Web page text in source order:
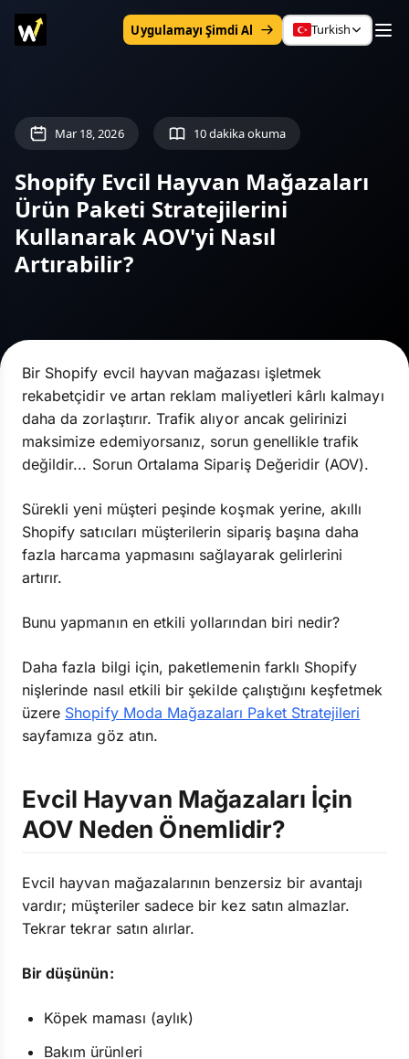
Uygulamayı Şimdi Al Turkish
Mar 18, 2026 10 dakika okuma
Shopify Evcil Hayvan Mağazaları
Ürün Paketi Stratejilerini
Kullanarak AOV'yi Nasıl
Artırabilir?
Bir Shopify evcil hayvan mağazası işletmek
rekabetçidir ve artan reklam maliyetleri kârlı kalmayı
daha da zorlaştırır. Trafik alıyor ancak gelirinizi
maksimize edemiyorsanız, sorun genellikle trafik
değildir... Sorun Ortalama Sipariş Değeridir (AOV).
Sürekli yeni müşteri peşinde koşmak yerine, akıllı
Shopify satıcıları müşterilerin sipariş başına daha
fazla harcama yapmasını sağlayarak gelirlerini
artırır.
Bunu yapmanın en etkili yollarından biri nedir?
Daha fazla bilgi için, paketlemenin farklı Shopify
nişlerinde nasıl etkili bir şekilde çalıştığını keşfetmek
üzere Shopify Moda Mağazaları Paket Stratejileri
sayfamıza göz atın.
Evcil Hayvan Mağazaları İçin
AOV Neden Önemlidir?
Evcil hayvan mağazalarının benzersiz bir avantajı
vardır; müşteriler sadece bir kez satın almazlar.
Tekrar tekrar satın alırlar.
Bir düşünün:
Köpek maması (aylık)
Bakım ürünleri